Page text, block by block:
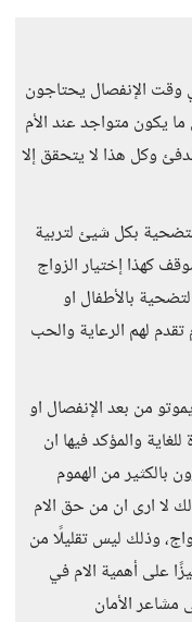
الإنفصال يحتاجون
ما يكون متواجد عند الأم
وكل هذا لا يتحقق إلا
بكل شيئ لتربية
كهذا إختيار الزواج
بالأطفال او
تقدم لهم الرعاية والحب
من بعد الإنفصال او
والمؤكد فيها ان
بالكثير من الهموم
لا ارى ان من حق الام
وذلك ليس تقليلًا من
على أهمية الام في
مشاعر الأمان